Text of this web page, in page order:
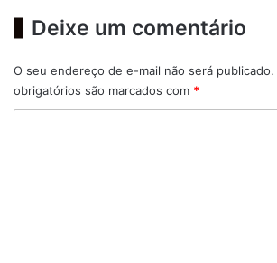
Deixe um comentário
O seu endereço de e-mail não será publicado.
obrigatórios são marcados com *